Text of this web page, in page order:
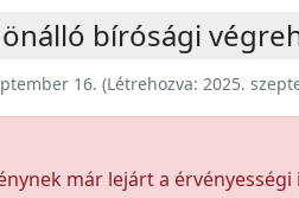
bírósági
16. (Létrehozva: 2025.
már lejárt a érvényességi